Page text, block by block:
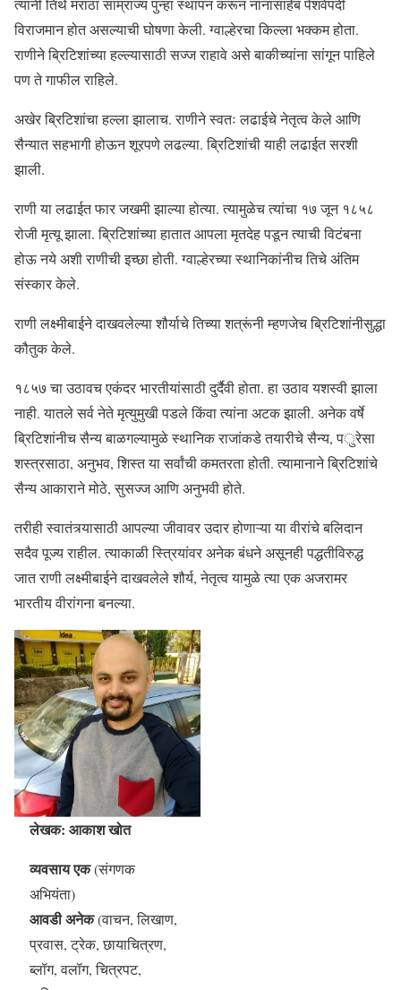
त्यांनी तिथे मराठा साम्राज्य पुन्हा स्थापन करून नानासाहेब पेशवेपदी
विराजमान होत असल्याची घोषणा केली. ग्वाल्हेरचा किल्ला भक्कम होता.
राणीने ब्रिटिशांच्या हल्ल्यासाठी सज्ज राहावे असे बाकीच्यांना सांगून पाहिले
पण ते गाफील राहिले.
अखेर ब्रिटिशांचा हल्ला झालाच. राणीने स्वतः लढाईचे नेतृत्व केले आणि
सैन्यात सहभागी होऊन शूरपणे लढल्या. ब्रिटिशांची याही लढाईत सरशी
झाली.
राणी या लढाईत फार जखमी झाल्या होत्या. त्यामुळेच त्यांचा १७ जून १८५८
रोजी मृत्यू झाला. ब्रिटिशांच्या हातात आपला मृतदेह पडून त्याची विटंबना
होऊ नये अशी राणीची इच्छा होती. ग्वाल्हेरच्या स्थानिकांनीच तिचे अंतिम
संस्कार केले.
राणी लक्ष्मीबाईने दाखवलेल्या शौर्याचे तिच्या शत्रूंनी म्हणजेच ब्रिटिशांनीसुद्धा
कौतुक केले.
१८५७ चा उठावच एकंदर भारतीयांसाठी दुर्दैवी होता. हा उठाव यशस्वी झाला
नाही. यातले सर्व नेते मृत्युमुखी पडले किंवा त्यांना अटक झाली. अनेक वर्षे
ब्रिटिशांनीच सैन्य बाळगल्यामुळे स्थानिक राजांकडे तयारीचे सैन्य, पुरेसा
शस्त्रसाठा, अनुभव, शिस्त या सर्वांची कमतरता होती. त्यामानाने ब्रिटिशांचे
सैन्य आकाराने मोठे, सुसज्ज आणि अनुभवी होते.
तरीही स्वातंत्र्यासाठी आपल्या जीवावर उदार होणाऱ्या या वीरांचे बलिदान
सदैव पूज्य राहील. त्याकाळी स्त्रियांवर अनेक बंधने असूनही पद्धतीविरुद्ध
जात राणी लक्ष्मीबाईने दाखवलेले शौर्य, नेतृत्व यामुळे त्या एक अजरामर
भारतीय वीरांगना बनल्या.
लेखक: आकाश खोत
व्यवसाय एक(संगणक
अभियंता)
आवडी अनेक(वाचन, लिखाण,
प्रवास, ट्रेक, छायाचित्रण,
ब्लॉग, वलॉग, चित्रपट,